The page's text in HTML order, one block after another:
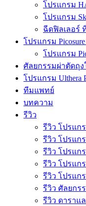
โปรแกรม
โปรแกรม
ฉีดฟิลเลอร์
โปรแกรม Picosure
โปรแกรม
ศัลยกรรมผ่าตัดถุง
โปรแกรม Ulthera
ทีมแพทย์
บทความ
รีวิว
รีวิว โปรแก
รีวิว โปรแก
รีวิว โปรแกร
รีวิว โปรแก
รีวิว โปรแก
รีวิว ศัลยกร
รีวิว ดาราแล